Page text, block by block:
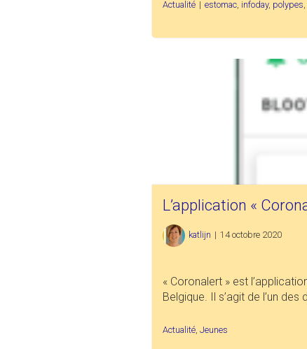
Actualité | estomac, infoday, polypes,
L’application «
katlijn | 14 octobre 2020
« Coronalert » est
Belgique. Il s’agit de l’un
Actualité, Jeunes